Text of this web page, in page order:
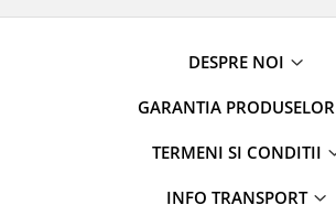
DESPRE NOI
GARANTIA PRODUSELOR
TERMENI SI CONDITII
INFO TRANSPORT